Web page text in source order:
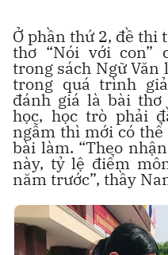
Ở phần thứ 2, đề
thơ “Nói với con”
trong sách Ngữ Văn
trong quá trình
đánh giá là bài
học, học trò phải
ngẫm thì mới có
bài làm. “Theo
này, tỷ lệ điểm
năm trước”, thầy